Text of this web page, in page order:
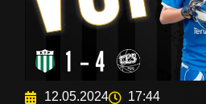
12.05.2024
17:44